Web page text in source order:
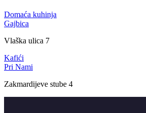
Domaća kuhinja
Gajbica
Vlaška ulica 7
Kafići
Pri Nami
Zakmardijeve stube 4